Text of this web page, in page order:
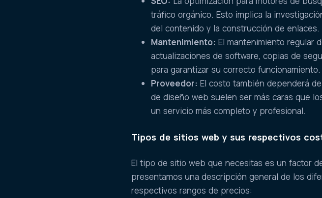
tráfico orgánico. Esto implica la
del contenido y la construcción de enlaces.
Mantenimiento: El mantenimiento regular
actualizaciones de software, copias de
para garantizar su correcto funcionamiento.
Proveedor: El costo también dependerá
de diseño web suelen ser más caras que
un servicio más completo y profesional.
Tipos de sitios web y sus respectivos
El tipo de sitio web que necesitas es un factor
presentamos una descripción general de los
respectivos rangos de precios: